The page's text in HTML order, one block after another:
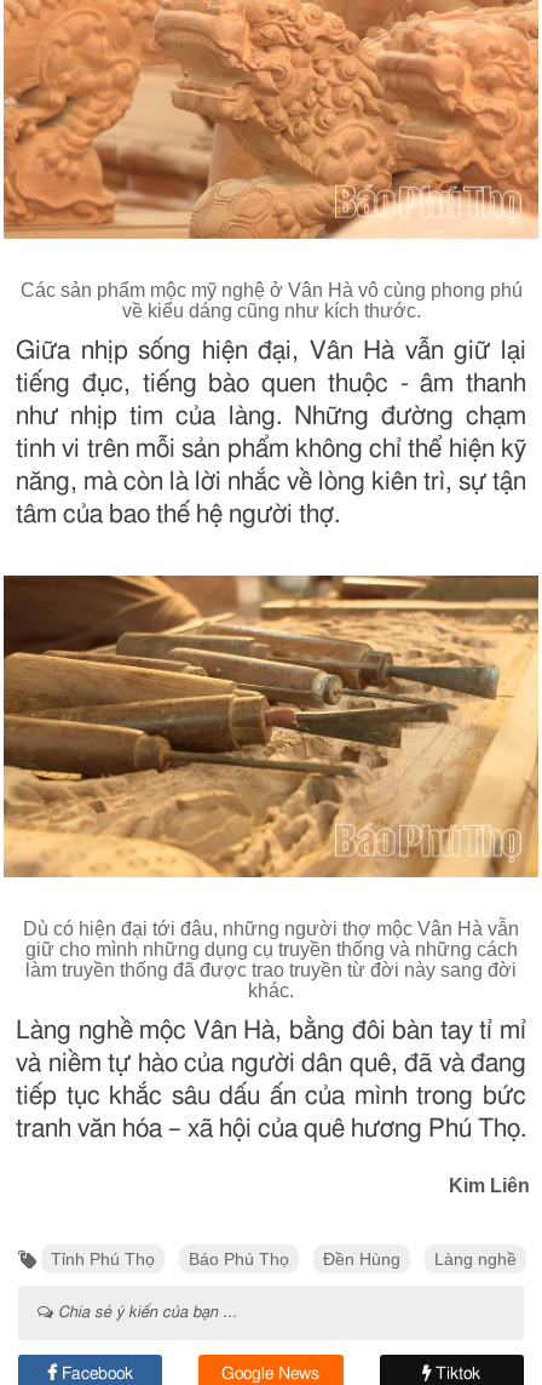
Các sản phẩm mộc mỹ nghệ ở Vân Hà vô cùng phong phú
về kiểu dáng cũng như kích thước.
Giữa nhịp sống hiện đại, Vân Hà vẫn giữ lại
tiếng đục, tiếng bào quen thuộc - âm thanh
như nhịp tim của làng. Những đường chạm
tinh vi trên mỗi sản phẩm không chỉ thể hiện kỹ
năng, mà còn là lời nhắc về lòng kiên trì, sự tận
tâm của bao thế hệ người thợ.
Dù có hiện đại tới đâu, những người thợ mộc Vân Hà vẫn
giữ cho mình những dụng cụ truyền thống và những cách
làm truyền thống đã được trao truyền từ đời này sang đời
khác.
Làng nghề mộc Vân Hà, bằng đôi bàn tay tỉ mỉ
và niềm tự hào của người dân quê, đã và đang
tiếp tục khắc sâu dấu ấn của mình trong bức
tranh văn hóa – xã hội của quê hương Phú Thọ.
Kim Liên
Tỉnh Phú Thọ Báo Phú Thọ Đền Hùng Làng nghề
Chia sẻ ý kiến của bạn ...
Facebook Google News Tiktok